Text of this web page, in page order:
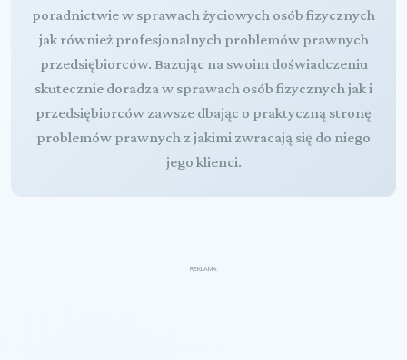
poradnictwie w sprawach życiowych osób fizycznych
jak również profesjonalnych problemów prawnych
przedsiębiorców. Bazując na swoim doświadczeniu
skutecznie doradza w sprawach osób fizycznych jak i
przedsiębiorców zawsze dbając o praktyczną stronę
problemów prawnych z jakimi zwracają się do niego
jego klienci.
REKLAMA